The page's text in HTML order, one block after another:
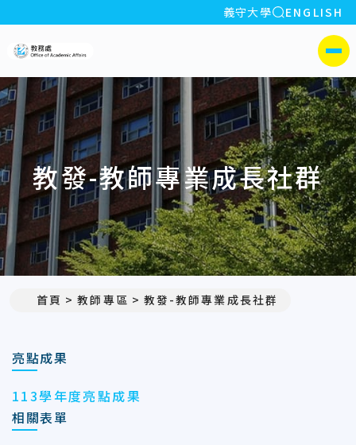
:::
義守大學 全站搜索
ENGLISH
側選單
教發-教師專業成長社群
首頁 教師專區 教發-教師專業成長社群
亮點成果
113學年度亮點成果
相關表單